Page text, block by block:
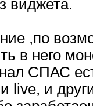
виджета.
,по
в него
СПАС
и